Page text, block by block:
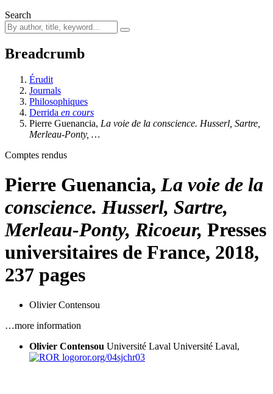
Search
Breadcrumb
Érudit
Journals
Philosophiques
Derrida en cours
Pierre Guenancia, La voie de la conscience. Husserl, Sartre,
Merleau-Ponty, …
Comptes rendus
Pierre Guenancia, La voie de la
conscience. Husserl, Sartre,
Merleau-Ponty, Ricoeur, Presses
universitaires de France, 2018,
237 pages
Olivier Contensou
…more information
Olivier Contensou Université Laval Université Laval,
ror.org/04sjchr03